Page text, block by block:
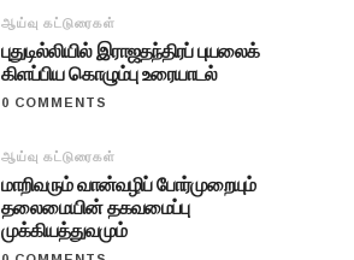
ஆய்வு கட்டுரைகள்
புதுடில்லியில் இராஜதந்திரப் புயலைக்
கிளப்பிய கொழும்பு உரையாடல்
0 COMMENTS
ஆய்வு கட்டுரைகள்
மாறிவரும் வான்வழிப் போர்முறையும்
தலைமையின் தகவமைப்பு
முக்கியத்துவமும்